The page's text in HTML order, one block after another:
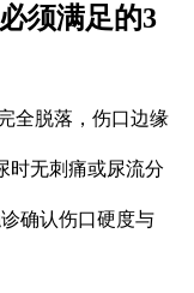
须满足的3
全脱落，伤口边缘
时无刺痛或尿流分
确认伤口硬度与